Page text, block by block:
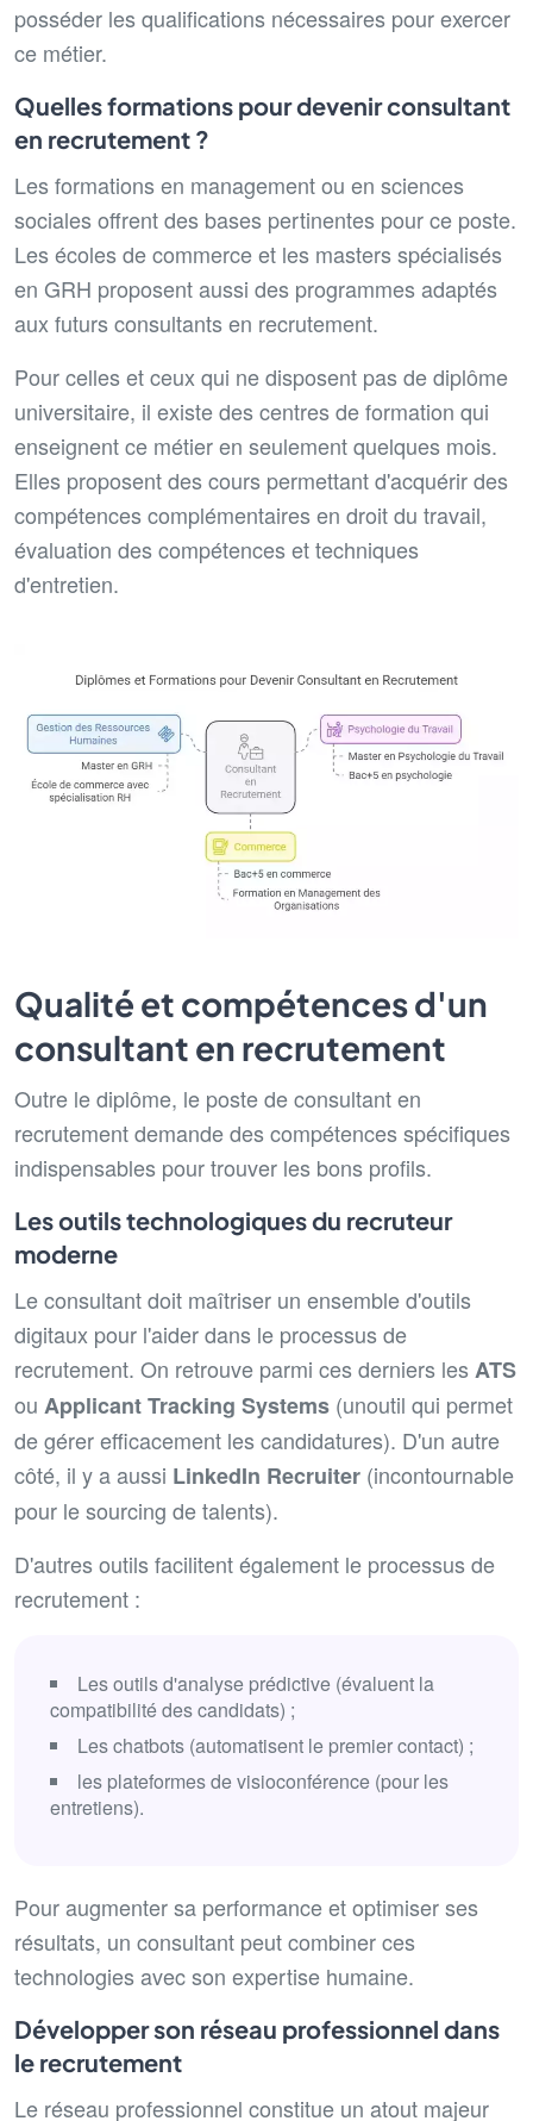
posséder les qualifications nécessaires pour exercer
ce métier.
Quelles formations pour devenir consultant
en recrutement ?
Les formations en management ou en sciences
sociales offrent des bases pertinentes pour ce poste.
Les écoles de commerce et les masters spécialisés
en GRH proposent aussi des programmes adaptés
aux futurs consultants en recrutement.
Pour celles et ceux qui ne disposent pas de diplôme
universitaire, il existe des centres de formation qui
enseignent ce métier en seulement quelques mois.
Elles proposent des cours permettant d'acquérir des
compétences complémentaires en droit du travail,
évaluation des compétences et techniques
d'entretien.
Qualité et compétences d'un
consultant en recrutement
Outre le diplôme, le poste de consultant en
recrutement demande des compétences spécifiques
indispensables pour trouver les bons profils.
Les outils technologiques du recruteur
moderne
Le consultant doit maîtriser un ensemble d'outils
digitaux pour l'aider dans le processus de
recrutement. On retrouve parmi ces derniers les ATS
ou ApplicantTracking Systems (unoutil qui permet
de gérer efficacement les candidatures). D'un autre
côté, il y a aussi LinkedIn Recruiter (incontournable
pour le sourcing de talents).
D'autres outils facilitent également le processus de
recrutement :
Les outils d'analyse prédictive (évaluent la
compatibilité des candidats) ;
Les chatbots (automatisent le premier contact) ;
les plateformes de visioconférence (pour les
entretiens).
Pour augmenter sa performance et optimiser ses
résultats, un consultant peut combiner ces
technologies avec son expertise humaine.
Développer son réseau professionnel dans
le recrutement
Le réseau professionnel constitue un atout majeur